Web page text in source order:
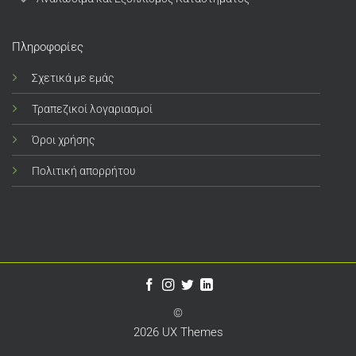
Πληροφορίες
Σχετικά με εμάς
Τραπεζικοί λογαριασμοί
Όροι χρήσης
Πολιτική απορρήτου
©
2026 UX Themes